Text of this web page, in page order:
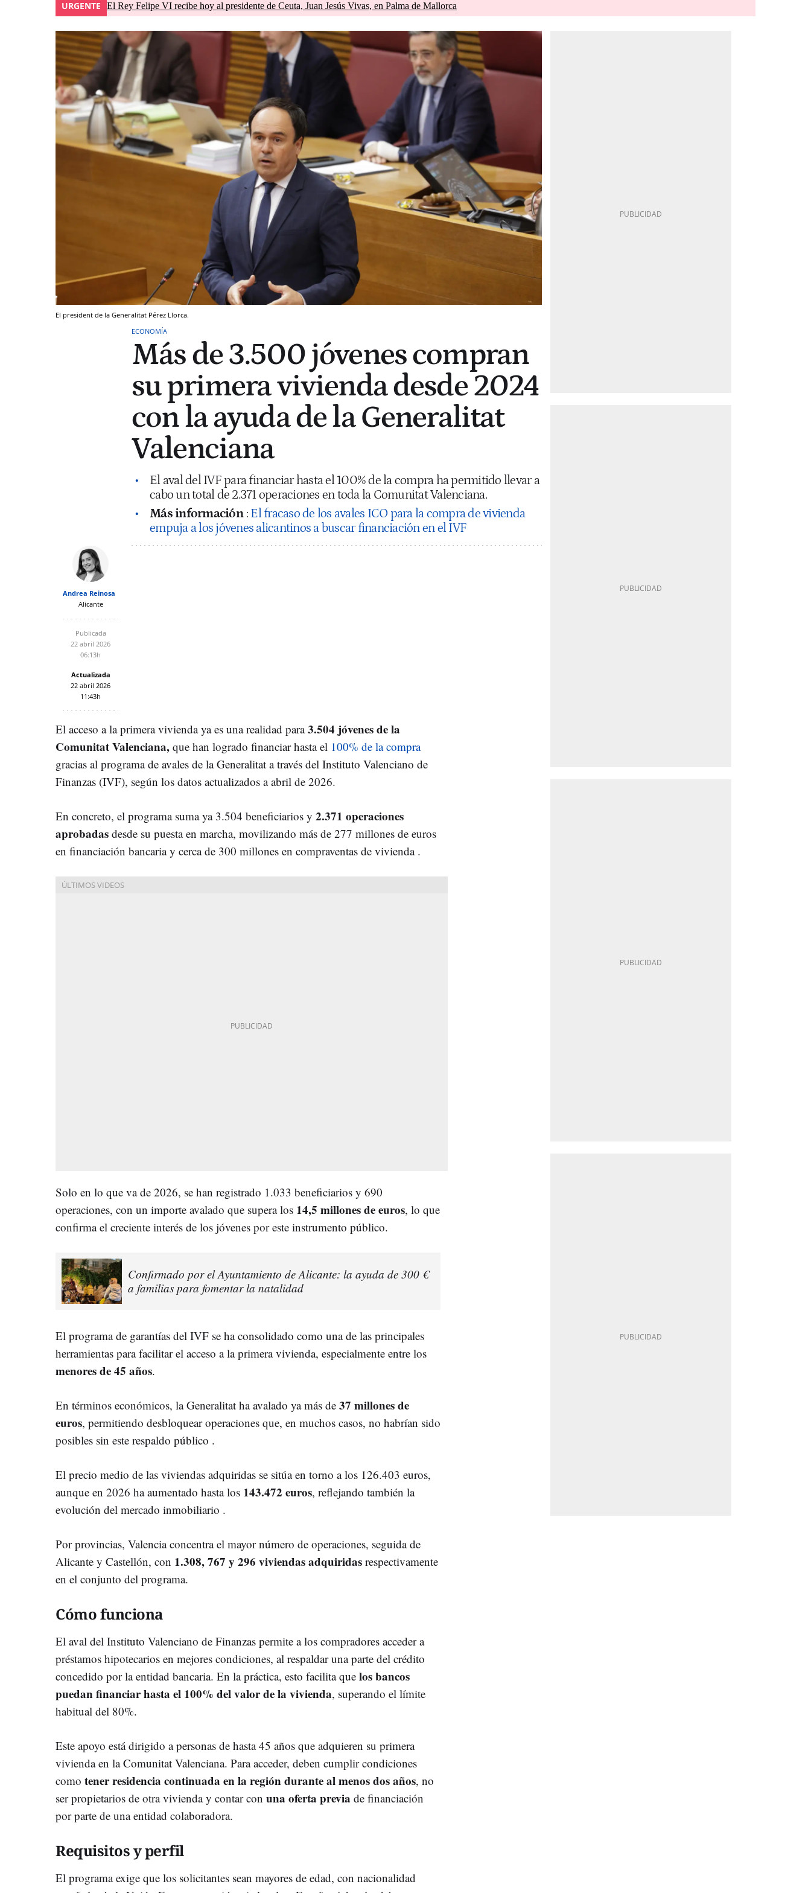
URGENTE El Rey Felipe VI recibe hoy al presidente de Ceuta, Juan Jesús Vivas, en Palma de Mallorca
El president de la Generalitat Pérez Llorca.
ECONOMÍA
Más de 3.500 jóvenes compran
su primera vivienda desde 2024
con la ayuda de la Generalitat
Valenciana
El aval del IVF para financiar hasta el 100% de la compra ha permitido llevar a
cabo un total de 2.371 operaciones en toda la Comunitat Valenciana.
Más información : El fracaso de los avales ICO para la compra de vivienda
empuja a los jóvenes alicantinos a buscar financiación en el IVF
Andrea Reinosa
Alicante
Publicada
22 abril 2026
06:13h
Actualizada
22 abril 2026
11:43h
El acceso a la primera vivienda ya es una realidad para3.504 jóvenes de la
Comunitat Valenciana, que han logrado financiar hasta el 100% de la compra
gracias al programa de avales de la Generalitat a través del Instituto Valenciano de
Finanzas (IVF), según los datos actualizados a abril de 2026.
En concreto, el programa suma ya 3.504 beneficiarios y 2.371 operaciones
aprobadas desde su puesta en marcha, movilizando más de 277 millones de euros
en financiación bancaria y cerca de 300 millones en compraventas de vivienda .
Solo en lo que va de 2026, se han registrado 1.033 beneficiarios y 690
operaciones, con un importe avalado que supera los 14,5 millones de euros, lo que
confirma el creciente interés de los jóvenes por este instrumento público.
Confirmado por el Ayuntamiento de Alicante: la ayuda de 300 €
a familias para fomentar la natalidad
El programa de garantías del IVF se ha consolidado como una de las principales
herramientas para facilitar el acceso a la primera vivienda, especialmente entre los
menores de 45 años.
En términos económicos, la Generalitat ha avalado ya más de 37 millones de
euros, permitiendo desbloquear operaciones que, en muchos casos, no habrían sido
posibles sin este respaldo público .
El precio medio de las viviendas adquiridas se sitúa en torno a los 126.403 euros,
aunque en 2026 ha aumentado hasta los 143.472 euros, reflejando también la
evolución del mercado inmobiliario .
Por provincias, Valencia concentra el mayor número de operaciones, seguida de
Alicante y Castellón, con 1.308, 767 y 296 viviendas adquiridas respectivamente
en el conjunto del programa.
Cómo funciona
El aval del Instituto Valenciano de Finanzas permite a los compradores acceder a
préstamos hipotecarios en mejores condiciones, al respaldar una parte del crédito
concedido por la entidad bancaria. En la práctica, esto facilita que los bancos
puedan financiar hasta el 100% del valor de la vivienda, superando el límite
habitual del 80%.
Este apoyo está dirigido a personas de hasta 45 años que adquieren su primera
vivienda en la Comunitat Valenciana. Para acceder, deben cumplir condiciones
como tener residencia continuada en la región durante al menos dos años, no
ser propietarios de otra vivienda y contar con una oferta previa de financiación
por parte de una entidad colaboradora.
Requisitos y perfil
El programa exige que los solicitantes sean mayores de edad, con nacionalidad